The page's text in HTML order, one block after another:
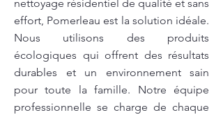
nettoyage résidentiel de qualité et sans
effort, Pomerleau est la solution idéale.
Nous utilisons des produits
écologiques qui offrent des résultats
durables et un environnement sain
pour toute la famille. Notre équipe
professionnelle se charge de chaque